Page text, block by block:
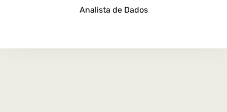
Analista de Dados